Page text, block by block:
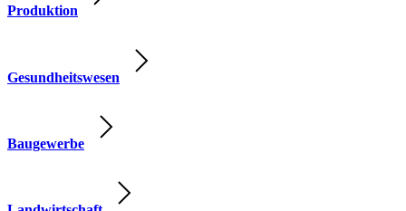
Produktion
Gesundheitswesen
Baugewerbe